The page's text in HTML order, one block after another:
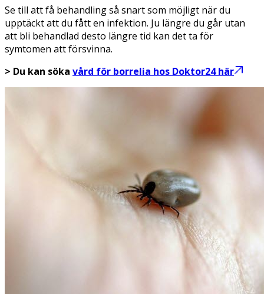
Se till att få behandling så snart som möjligt när du
upptäckt att du fått en infektion. Ju längre du går utan
att bli behandlad desto längre tid kan det ta för
symtomen att försvinna.
> Du kan söka vård för borrelia hos Doktor24 här